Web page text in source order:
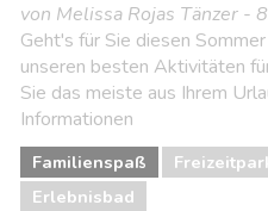
von Melissa Rojas Tänzer -
Geht's für Sie diesen
unseren besten Aktivitäten
Sie das meiste aus Ihrem
Informationen
Familienspaß
Erlebnisbad